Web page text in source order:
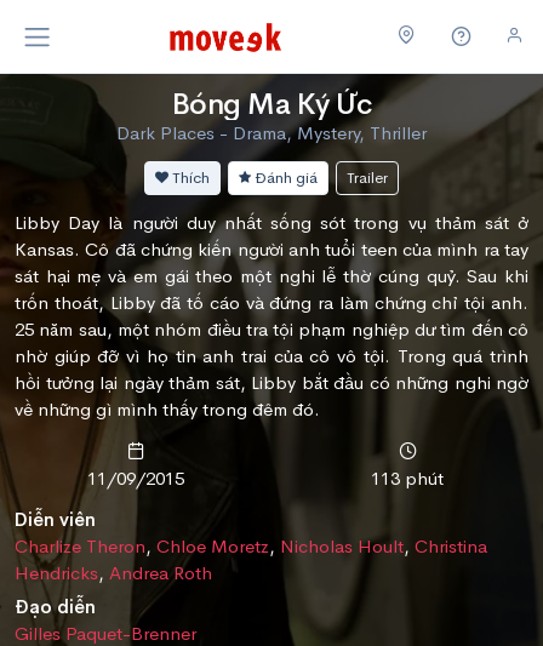
Bóng Ma Ký Ức
Dark Places - Drama, Mystery, Thriller
Thích Đánh giá Trailer
Libby Day là người duy nhất sống sót trong vụ thảm sát ở
Kansas. Cô đã chứng kiến người anh tuổi teen của mình ra tay
sát hại mẹ và em gái theo một nghi lễ thờ cúng quỷ. Sau khi
trốn thoát, Libby đã tố cáo và đứng ra làm chứng chỉ tội anh.
25 năm sau, một nhóm điều tra tội phạm nghiệp dư tìm đến cô
nhờ giúp đỡ vì họ tin anh trai của cô vô tội. Trong quá trình
hồi tưởng lại ngày thảm sát, Libby bắt đầu có những nghi ngờ
về những gì mình thấy trong đêm đó.
11/09/2015
113 phút
Diễn viên
Charlize Theron, Chloe Moretz, Nicholas Hoult, Christina
Hendricks, Andrea Roth
Đạo diễn
Gilles Paquet-Brenner